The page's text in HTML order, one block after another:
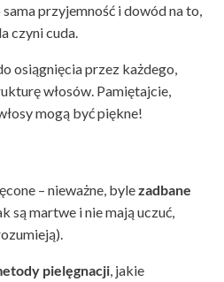
przyjemność i dowód na to,
czyni cuda.
osiągnięcia przez każdego,
włosów. Pamiętajcie,
mogą być piękne!
– nieważne, bylezadbane
są martwe i nie mają uczuć,
pielęgnacji , jakie